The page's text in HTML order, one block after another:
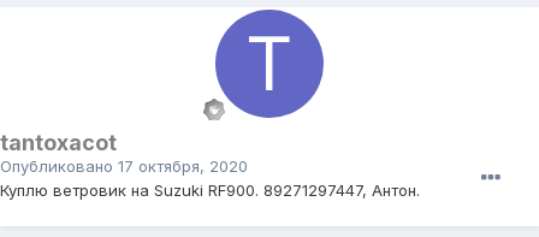
tantoxacot
Опубликовано 17 октября, 2020
Куплю ветровик на Suzuki RF900. 89271297447, Антон.